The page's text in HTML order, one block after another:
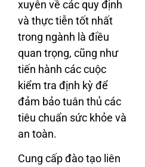
xuyên về các quy định
và thực tiễn tốt nhất
trong ngành là điều
quan trọng, cũng như
tiến hành các cuộc
kiểm tra định kỳ để
đảm bảo tuân thủ các
tiêu chuẩn sức khỏe và
an toàn.
Cung cấp đào tạo liên